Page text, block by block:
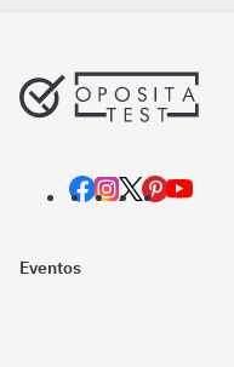
Eventos